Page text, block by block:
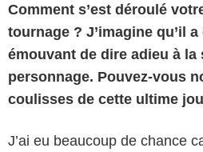
Comment s’est déroulé
tournage ? J’imagine qu’il
émouvant de dire adieu à la
personnage. Pouvez-vous
coulisses de cette ultime
J’ai eu beaucoup de chance